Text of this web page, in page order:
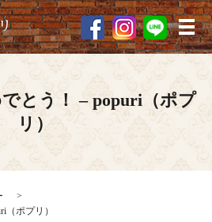
メ
とう！ – popuri（ポプ
リ）
ポプリ）